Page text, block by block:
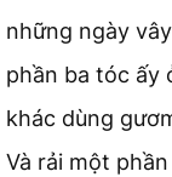
những ngày
phần ba tóc ấy
khác dùng
Và rải một